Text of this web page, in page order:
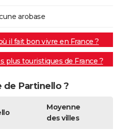
arobase
il fait bon vivre en France ?
plus touristiques de France ?
de Partinello ?
Moyenne
des villes